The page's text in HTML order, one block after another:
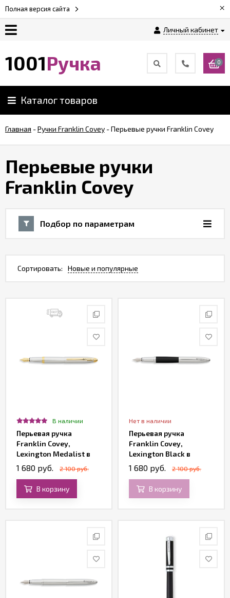
Полная версия сайта ×
Личный кабинет
Обзоры
ручек
Контакты
1001Ручка 0
Каталог товаров
Главная -Ручки Franklin Covey -Перьевые ручки Franklin Covey
Перьевые ручки
Franklin Covey
Подбор по параметрам
Сортировать: Новые и популярные
В наличии
Перьевая ручка
Franklin Covey,
Lexington Medalist в
подарочной упаковке
1 680 руб. 2 100 руб.
В корзину
Нет в наличии
Перьевая ручка
Franklin Covey,
Lexington Black в
подарочной упаковке
1 680 руб. 2 100 руб.
В корзину